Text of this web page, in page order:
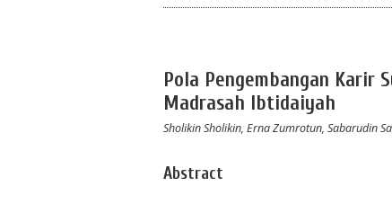
Pola Pengembangan Karir
Madrasah Ibtidaiyah
Sholikin Sholikin, Erna Zumrotun, Sabarudin
Abstract